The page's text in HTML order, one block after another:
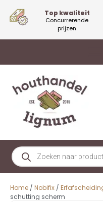
Top kwaliteit
Concurrerende
prijzen
Home / Nobifix /
schutting scherm